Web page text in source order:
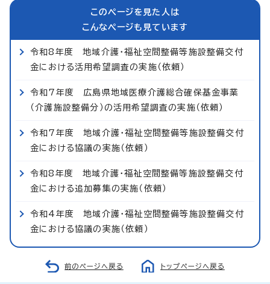
このページを見た人は
こんなページも見ています
令和8年度 地域介護・福祉空間整備等施設整備交付
金における活用希望調査の実施（依頼）
令和7年度 広島県地域医療介護総合確保基金事業
（介護施設整備分）の活用希望調査の実施（依頼）
令和7年度 地域介護・福祉空間整備等施設整備交付
金における協議の実施（依頼）
令和8年度 地域介護・福祉空間整備等施設整備交付
金における追加募集の実施（依頼）
令和4年度 地域介護・福祉空間整備等施設整備交付
金における協議の実施（依頼）
前のページへ戻る トップページへ戻る